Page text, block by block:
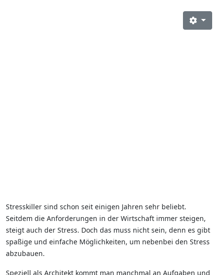
Stresskiller sind schon seit einigen Jahren sehr beliebt.
Seitdem die Anforderungen in der Wirtschaft immer steigen,
steigt auch der Stress. Doch das muss nicht sein, denn es gibt
spaßige und einfache Möglichkeiten, um nebenbei den Stress
abzubauen.
Speziell als Architekt kommt man manchmal an Aufgaben und